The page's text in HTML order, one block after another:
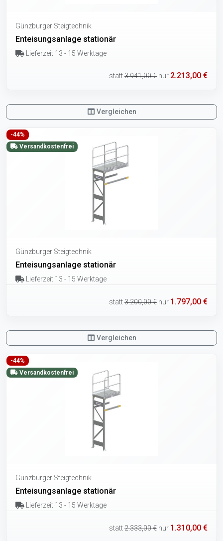
Günzburger Steigtechnik
Enteisungsanlage stationär
Lieferzeit 13 - 15 Werktage
statt3.941,00 € nur 2.213,00 €
Vergleichen
-44%
Versandkostenfrei
Günzburger Steigtechnik
Enteisungsanlage stationär
Lieferzeit 13 - 15 Werktage
statt3.200,00 € nur 1.797,00 €
Vergleichen
-44%
Versandkostenfrei
Günzburger Steigtechnik
Enteisungsanlage stationär
Lieferzeit 13 - 15 Werktage
statt2.333,00 € nur 1.310,00 €